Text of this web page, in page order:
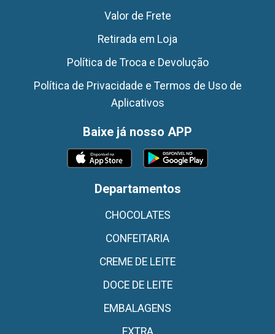
Valor de Frete
Retirada em Loja
Política de Troca e Devolução
Política de Privacidade e Termos de Uso de
Aplicativos
Baixe já nosso APP
Departamentos
CHOCOLATES
CONFEITARIA
CREME DE LEITE
DOCE DE LEITE
EMBALAGENS